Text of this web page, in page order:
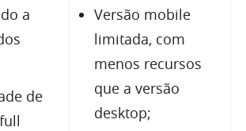
a
de
Versão mobile
limitada, com
menos recursos
que a versão
desktop;